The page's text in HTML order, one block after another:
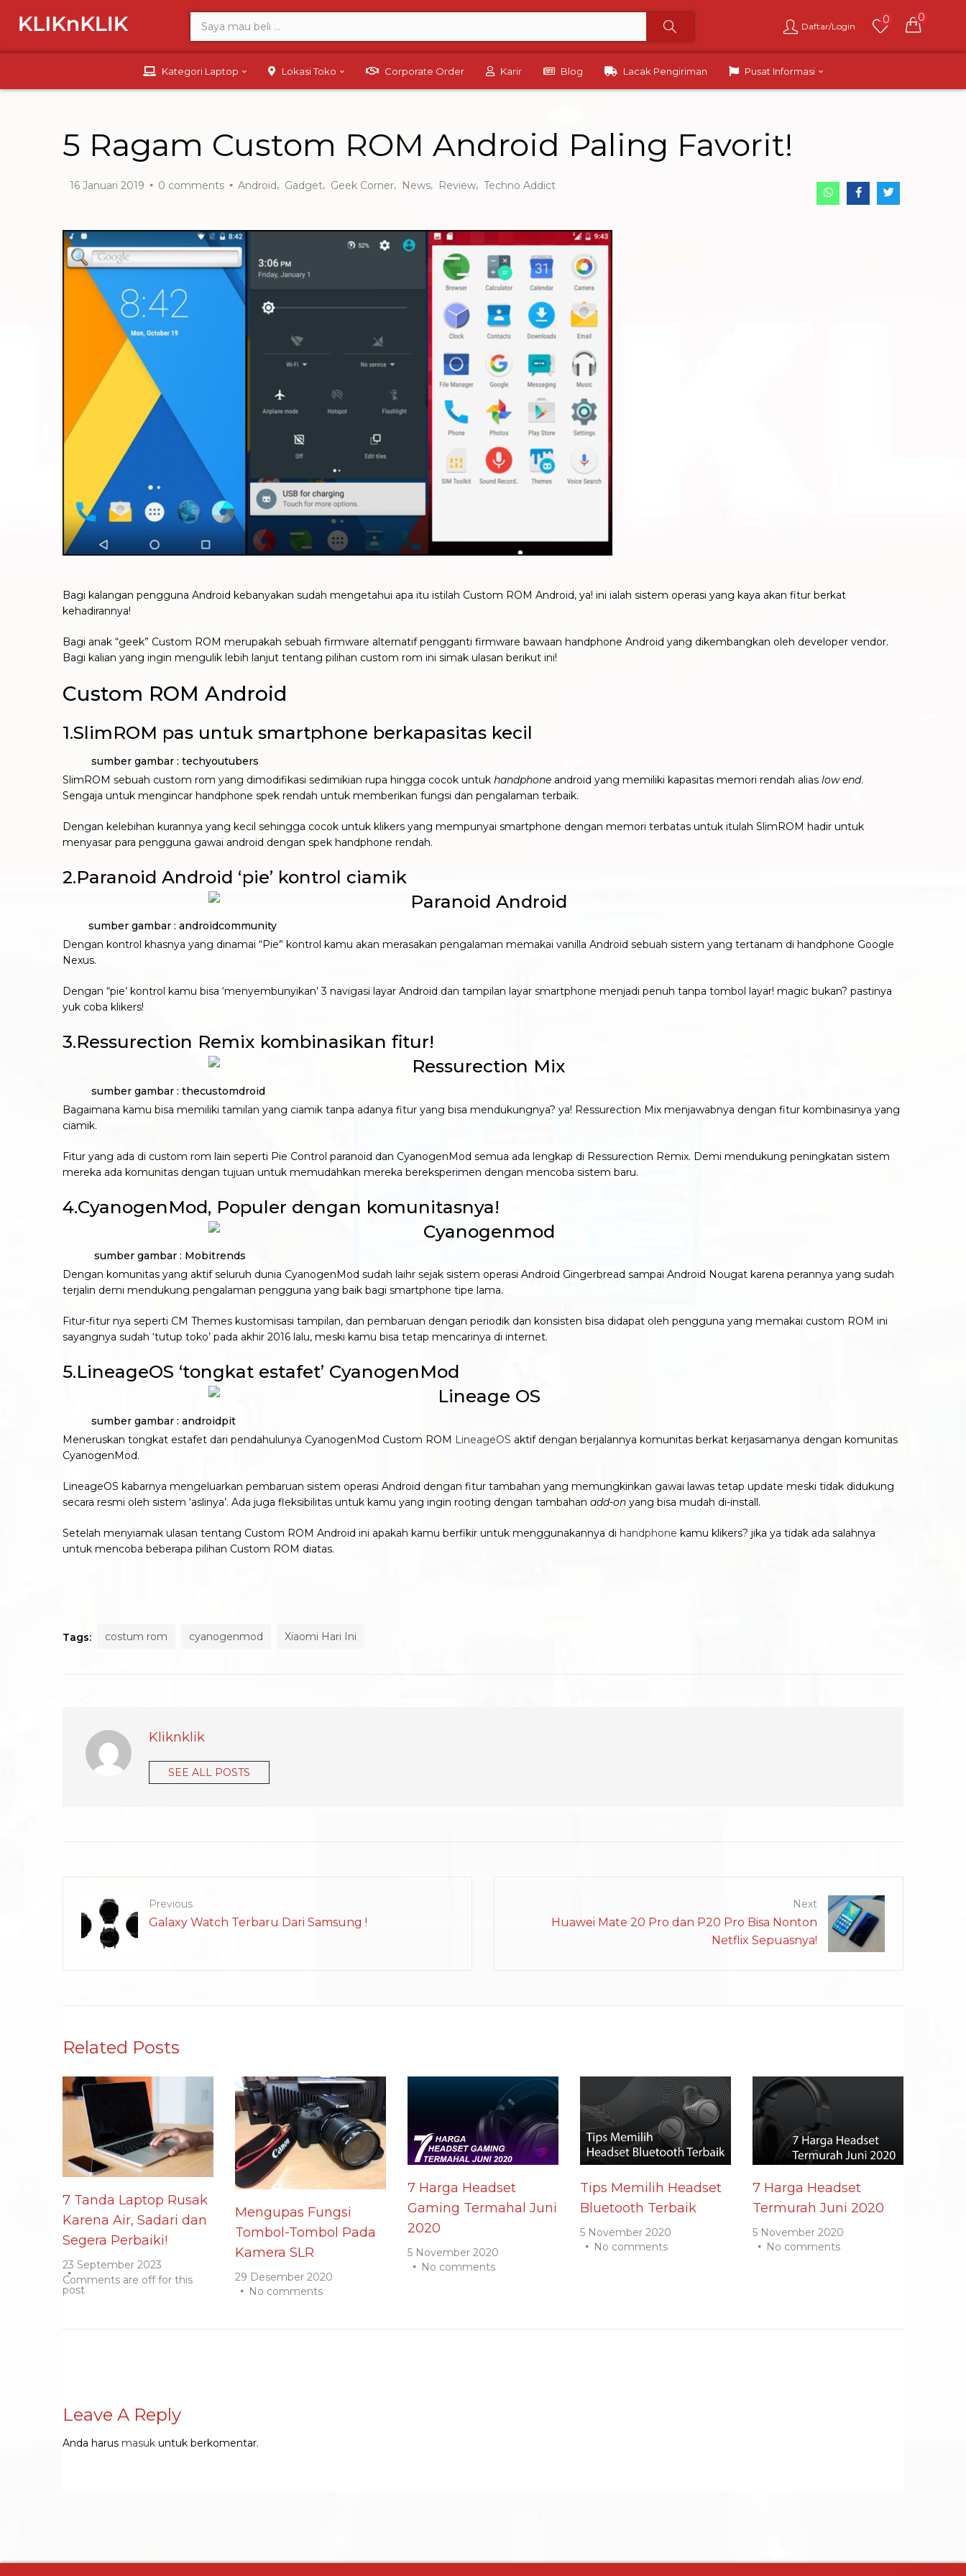
Daftar/Login
0 0
Kategori Laptop Lokasi Toko Corporate Order Karir Blog Lacak Pengiriman Pusat Informasi
5 Ragam Custom ROM Android Paling Favorit!
16 Januari 2019 0 comments Android, Gadget, Geek Corner, News, Review, Techno Addict
Bagi kalangan pengguna Android kebanyakan sudah mengetahui apa itu istilah Custom ROM Android, ya! ini ialah sistem operasi yang kaya akan fitur berkat
kehadirannya!
Bagi anak “geek” Custom ROM merupakah sebuah firmware alternatif pengganti firmware bawaan handphone Android yang dikembangkan oleh developer vendor.
Bagi kalian yang ingin mengulik lebih lanjut tentang pilihan custom rom ini simak ulasan berikut ini!
Custom ROM Android
1.SlimROM pas untuk smartphone berkapasitas kecil
sumber gambar : techyoutubers
SlimROM sebuah custom rom yang dimodifikasi sedimikian rupa hingga cocok untuk handphone android yang memiliki kapasitas memori rendah alias low end.
Sengaja untuk mengincar handphone spek rendah untuk memberikan fungsi dan pengalaman terbaik.
Dengan kelebihan kurannya yang kecil sehingga cocok untuk klikers yang mempunyai smartphone dengan memori terbatas untuk itulah SlimROM hadir untuk
menyasar para pengguna gawai android dengan spek handphone rendah.
2.Paranoid Android ‘pie’ kontrol ciamik
sumber gambar : androidcommunity
Dengan kontrol khasnya yang dinamai “Pie” kontrol kamu akan merasakan pengalaman memakai vanilla Android sebuah sistem yang tertanam di handphone Google
Nexus.
Dengan “pie’ kontrol kamu bisa ‘menyembunyikan’ 3 navigasi layar Android dan tampilan layar smartphone menjadi penuh tanpa tombol layar! magic bukan? pastinya
yuk coba klikers!
3.Ressurection Remix kombinasikan fitur!
sumber gambar : thecustomdroid
Bagaimana kamu bisa memiliki tamilan yang ciamik tanpa adanya fitur yang bisa mendukungnya? ya! Ressurection Mix menjawabnya dengan fitur kombinasinya yang
ciamik.
Fitur yang ada di custom rom lain seperti Pie Control paranoid dan CyanogenMod semua ada lengkap di Ressurection Remix. Demi mendukung peningkatan sistem
mereka ada komunitas dengan tujuan untuk memudahkan mereka bereksperimen dengan mencoba sistem baru.
4.CyanogenMod, Populer dengan komunitasnya!
sumber gambar : Mobitrends
Dengan komunitas yang aktif seluruh dunia CyanogenMod sudah laihr sejak sistem operasi Android Gingerbread sampai Android Nougat karena perannya yang sudah
terjalin demi mendukung pengalaman pengguna yang baik bagi smartphone tipe lama.
Fitur-fitur nya seperti CM Themes kustomisasi tampilan, dan pembaruan dengan periodik dan konsisten bisa didapat oleh pengguna yang memakai custom ROM ini
sayangnya sudah ‘tutup toko’ pada akhir 2016 lalu, meski kamu bisa tetap mencarinya di internet.
5.LineageOS ‘tongkat estafet’ CyanogenMod
sumber gambar : androidpit
Meneruskan tongkat estafet dari pendahulunya CyanogenMod Custom ROM LineageOS aktif dengan berjalannya komunitas berkat kerjasamanya dengan komunitas
CyanogenMod.
LineageOS kabarnya mengeluarkan pembaruan sistem operasi Android dengan fitur tambahan yang memungkinkan gawai lawas tetap update meski tidak didukung
secara resmi oleh sistem ‘aslinya’. Ada juga fleksibilitas untuk kamu yang ingin rooting dengan tambahan add-on yang bisa mudah di-install.
Setelah menyiamak ulasan tentang Custom ROM Android ini apakah kamu berfikir untuk menggunakannya di handphone kamu klikers? jika ya tidak ada salahnya
untuk mencoba beberapa pilihan Custom ROM diatas.
Tags: costum rom cyanogenmod Xiaomi Hari Ini
Kliknklik
SEE ALL POSTS
Previous
Galaxy Watch Terbaru Dari Samsung !
Next
Huawei Mate 20 Pro dan P20 Pro Bisa Nonton
Netflix Sepuasnya!
Related Posts
7 Tanda Laptop Rusak
Karena Air, Sadari dan
Segera Perbaiki!
23 September 2023
Comments are off for this
post
Mengupas Fungsi
Tombol-Tombol Pada
Kamera SLR
29 Desember 2020
No comments
7 Harga Headset
Gaming Termahal Juni
2020
5 November 2020
No comments
Tips Memilih Headset
Bluetooth Terbaik
5 November 2020
No comments
7 Harga Headset
Termurah Juni 2020
5 November 2020
No comments
Leave A Reply
Anda harus masuk untuk berkomentar.